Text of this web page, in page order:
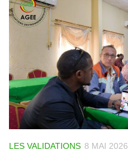
LES VALIDATIONS 8 MAI 2026